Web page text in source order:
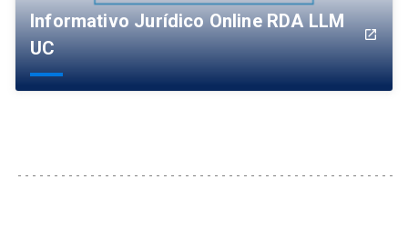
Informativo Jurídico Online RDA LLM
UC
launch